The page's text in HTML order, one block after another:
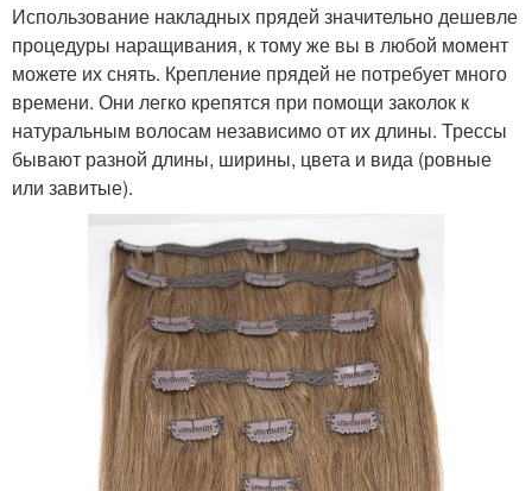
Использование накладных прядей значительно дешевле
процедуры наращивания, к тому же вы в любой момент
можете их снять. Крепление прядей не потребует много
времени. Они легко крепятся при помощи заколок к
натуральным волосам независимо от их длины. Трессы
бывают разной длины, ширины, цвета и вида (ровные
или завитые).